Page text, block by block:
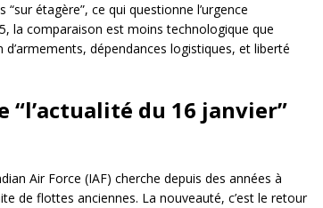
étagère”, ce qui questionne l’urgence
la comparaison est moins technologique que
dépendances logistiques, et liberté
“l’actualité du 16 janvier”
Air Force (IAF) cherche depuis des années à
de flottes anciennes. La nouveauté, c’est le retour